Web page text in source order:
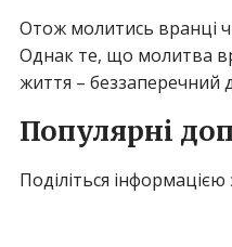
Отож молитись вранці
Однак те, що молитва
життя – беззаперечний
Популярні
Поділіться